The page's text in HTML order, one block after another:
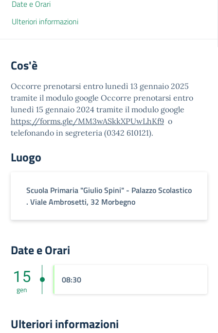
Date e Orari
Ulteriori informazioni
Cos'è
Occorre prenotarsi entro lunedì 13 gennaio 2025
tramite il modulo google Occorre prenotarsi entro
lunedì 15 gennaio 2024 tramite il modulo google
https://forms.gle/MM3wASkkXPUwLhKf9 o
telefonando in segreteria (0342 610121).
Luogo
Scuola Primaria "Giulio Spini" - Palazzo Scolastico
. Viale Ambrosetti, 32 Morbegno
Date e Orari
15
gen
08:30
Ulteriori informazioni